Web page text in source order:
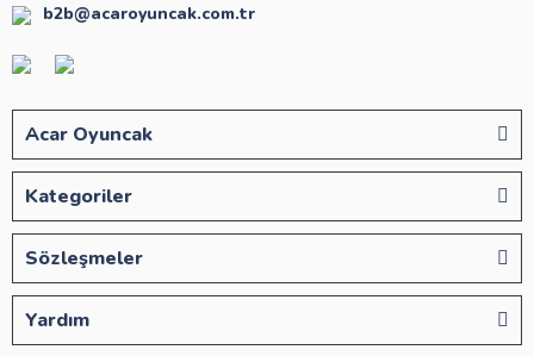
b2b@acaroyuncak.com.tr
Acar Oyuncak
Kategoriler
Sözleşmeler
Yardım